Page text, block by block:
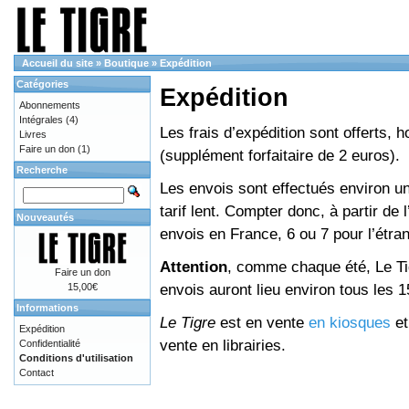
Accueil du site » Boutique » Expédition
Expédition
Les frais d’expédition sont offerts,
(supplément forfaitaire de 2 euros).
Les envois sont effectués environ
tarif lent. Compter donc, à partir de
envois en France, 6 ou 7 pour
Attention, comme chaque été, Le
envois auront lieu environ tous les
Le Tigre est en vente en kiosques
vente en librairies.
Catégories
Abonnements
Intégrales (4)
Livres
Faire un don (1)
Recherche
Nouveautés
Faire un don
15,00€
Informations
Expédition
Confidentialité
Conditions d'utilisation
Contact